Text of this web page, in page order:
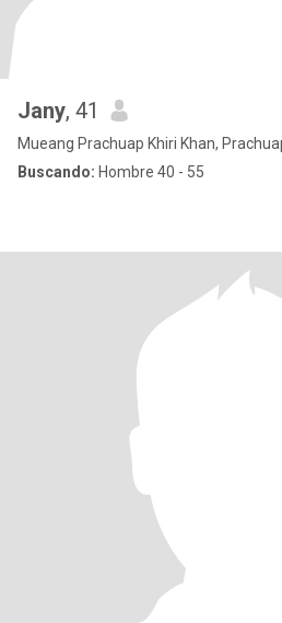
Jany, 41
Mueang Prachuap Khiri Khan,
Buscando: Hombre 40 - 55